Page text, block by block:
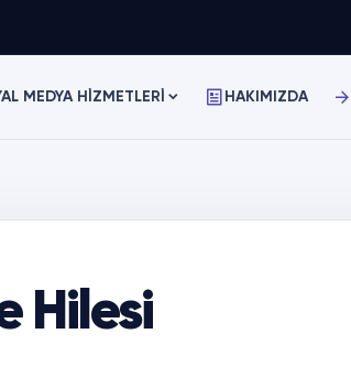
MEDYA HİZMETLERİ HAKIMIZDA
Hilesi